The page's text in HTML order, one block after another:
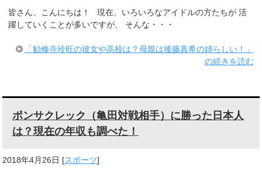
皆さん、こんにちは！ 現在、いろいろなアイドルの方たちが 活
躍していくことが多いですが、 そんな・・・
「勧修寺玲旺の彼女や高校は？母親は後藤真希の姉らしい！」
の続きを読む
ポンサクレック（亀田対戦相手）に勝った日本人
は？現在の年収も調べた！
2018年4月26日 [スポーツ]